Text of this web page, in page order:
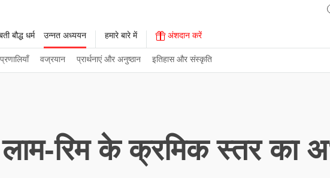
बौद्ध धर्म उन्नत अध्ययन
वज्रयान प्रार्थनाएं और अनुष्ठान इतिहास और संस्कृति
हमारे बारे में अंशदान करें
लाम-रिम के क्रमिक स्तर का